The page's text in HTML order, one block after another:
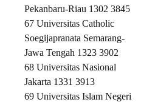
Pekanbaru-Riau 1302 3845
67 Universitas Catholic
Soegijapranata Semarang-
Jawa Tengah 1323 3902
68 Universitas Nasional
Jakarta 1331 3913
69 Universitas Islam Negeri